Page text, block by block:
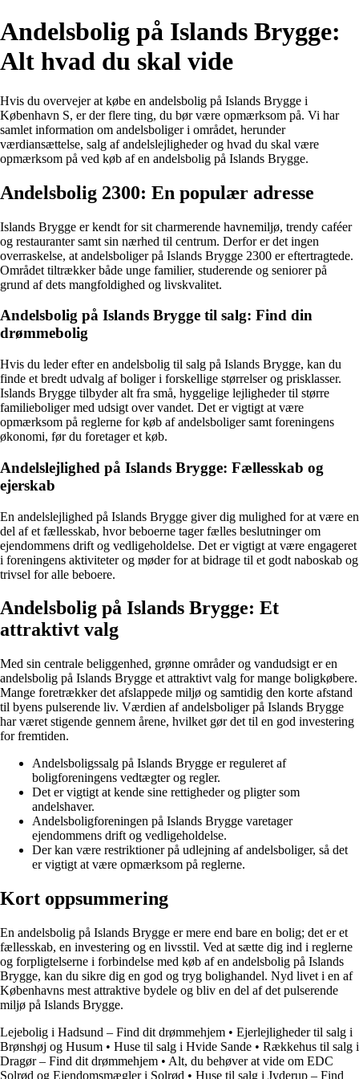
Andelsbolig på Islands Brygge:
Alt hvad du skal vide
Hvis du overvejer at købe en andelsbolig på Islands Brygge i
København S, er der flere ting, du bør være opmærksom på. Vi har
samlet information om andelsboliger i området, herunder
værdiansættelse, salg af andelslejligheder og hvad du skal være
opmærksom på ved køb af en andelsbolig på Islands Brygge.
Andelsbolig 2300: En populær adresse
Islands Brygge er kendt for sit charmerende havnemiljø, trendy caféer
og restauranter samt sin nærhed til centrum. Derfor er det ingen
overraskelse, at andelsboliger på Islands Brygge 2300 er eftertragtede.
Området tiltrækker både unge familier, studerende og seniorer på
grund af dets mangfoldighed og livskvalitet.
Andelsbolig på Islands Brygge til salg: Find din
drømmebolig
Hvis du leder efter en andelsbolig til salg på Islands Brygge, kan du
finde et bredt udvalg af boliger i forskellige størrelser og prisklasser.
Islands Brygge tilbyder alt fra små, hyggelige lejligheder til større
familieboliger med udsigt over vandet. Det er vigtigt at være
opmærksom på reglerne for køb af andelsboliger samt foreningens
økonomi, før du foretager et køb.
Andelslejlighed på Islands Brygge: Fællesskab og
ejerskab
En andelslejlighed på Islands Brygge giver dig mulighed for at være en
del af et fællesskab, hvor beboerne tager fælles beslutninger om
ejendommens drift og vedligeholdelse. Det er vigtigt at være engageret
i foreningens aktiviteter og møder for at bidrage til et godt naboskab og
trivsel for alle beboere.
Andelsbolig på Islands Brygge: Et
attraktivt valg
Med sin centrale beliggenhed, grønne områder og vandudsigt er en
andelsbolig på Islands Brygge et attraktivt valg for mange boligkøbere.
Mange foretrækker det afslappede miljø og samtidig den korte afstand
til byens pulserende liv. Værdien af andelsboliger på Islands Brygge
har været stigende gennem årene, hvilket gør det til en god investering
for fremtiden.
Andelsboligssalg på Islands Brygge er reguleret af
boligforeningens vedtægter og regler.
Det er vigtigt at kende sine rettigheder og pligter som
andelshaver.
Andelsboligforeningen på Islands Brygge varetager
ejendommens drift og vedligeholdelse.
Der kan være restriktioner på udlejning af andelsboliger, så det
er vigtigt at være opmærksom på reglerne.
Kort oppsummering
En andelsbolig på Islands Brygge er mere end bare en bolig; det er et
fællesskab, en investering og en livsstil. Ved at sætte dig ind i reglerne
og forpligtelserne i forbindelse med køb af en andelsbolig på Islands
Brygge, kan du sikre dig en god og tryg bolighandel. Nyd livet i en af
Københavns mest attraktive bydele og bliv en del af det pulserende
miljø på Islands Brygge.
Lejebolig i Hadsund – Find dit drømmehjem • Ejerlejligheder til salg i
Brønshøj og Husum • Huse til salg i Hvide Sande • Rækkehus til salg i
Dragør – Find dit drømmehjem • Alt, du behøver at vide om EDC
Solrød og Ejendomsmægler i Solrød • Huse til salg i Jyderup – Find